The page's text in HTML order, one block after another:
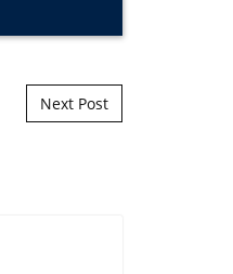
Next Post